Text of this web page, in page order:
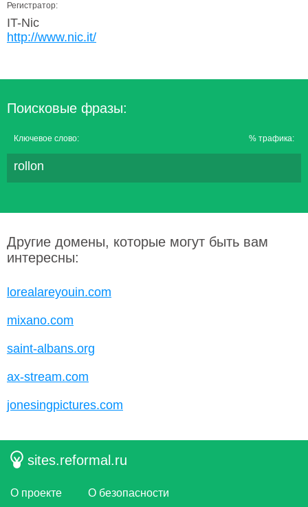
Регистратор:
IT-Nic
http://www.nic.it/
Поисковые фразы:
Ключевое слово: % трафика:
rollon
Другие домены, которые могут быть вам
интересны:
lorealareyouin.com
mixano.com
saint-albans.org
ax-stream.com
jonesingpictures.com
sites.reformal.ru
О проекте О безопасности